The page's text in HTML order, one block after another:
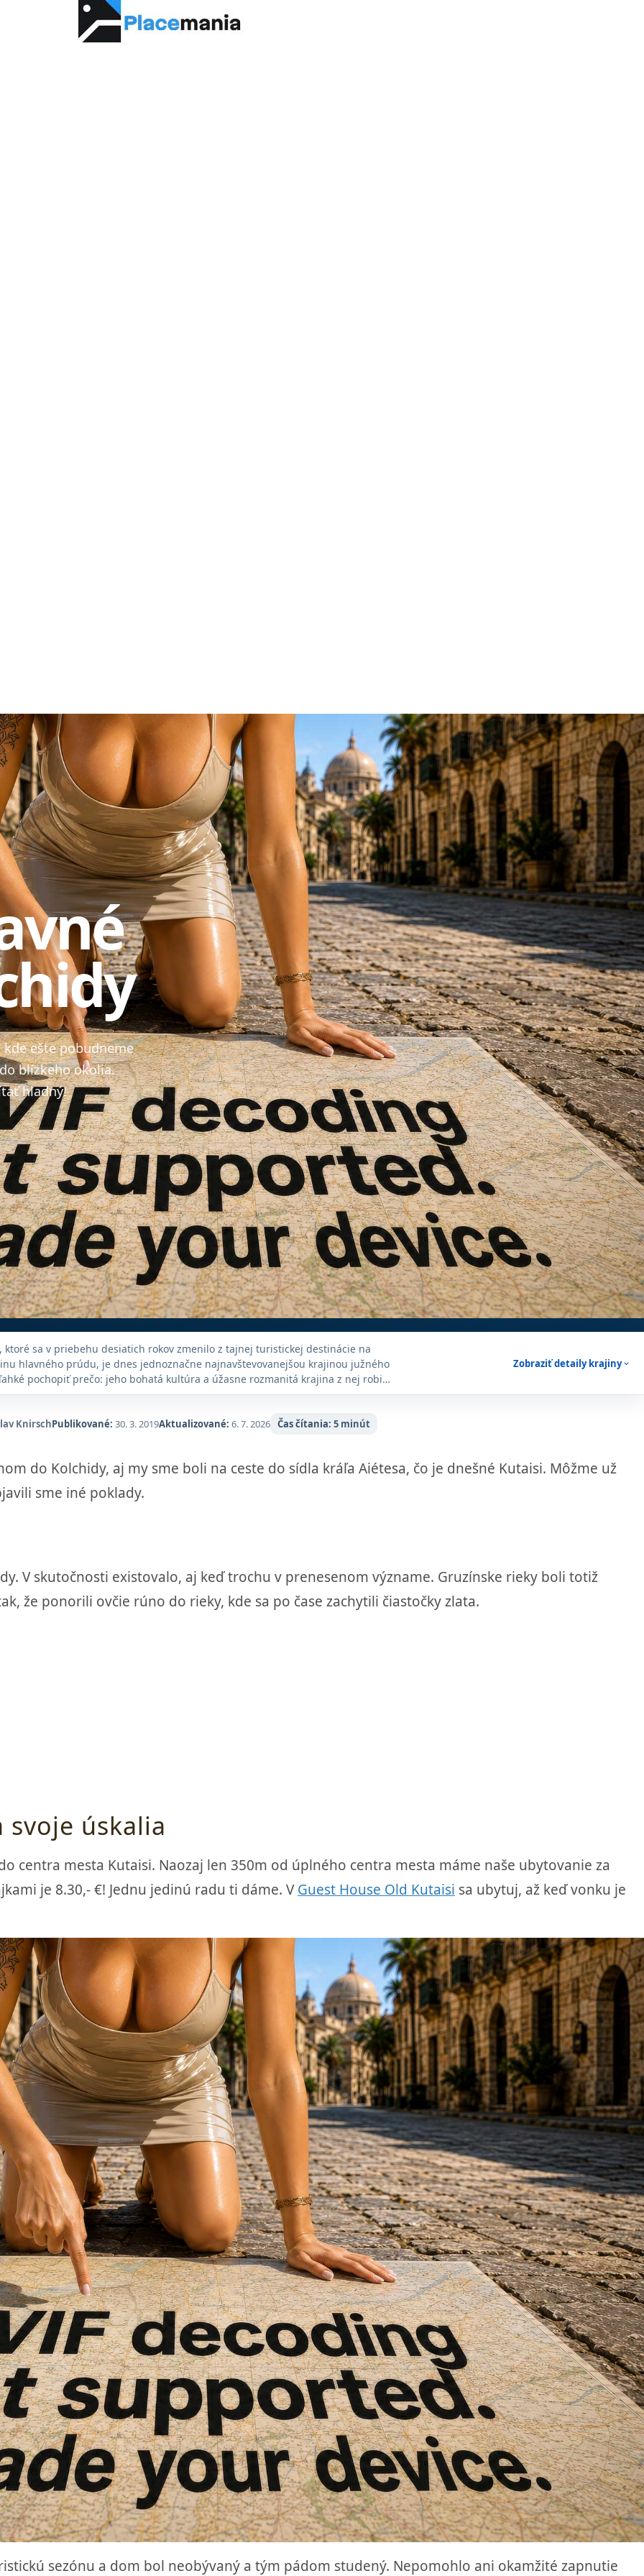
ešte pobudneme
blízkeho okolia.
hladný!
ktoré sa v priebehu desiatich rokov zmenilo z tajnej turistickej destinácie na
hlavného prúdu, je dnes jednoznačne najnavštevovanejšou krajinou južného
pochopiť prečo: jeho bohatá kultúra a úžasne rozmanitá krajina z nej robia
pre všetkých, ktorí milujú históriu a prírodu v tom najveľkolepejšom
Zobraziť detaily krajinyexpand_more
KnirschPublikované: 30. 3. 2019Aktualizované: 6. 7. 2026 Čas čítania: 5 minút
do Kolchidy, aj my sme boli na ceste do sídla kráľa Aiétesa, čo je dnešné Kutaisi. Môžme už
sme iné poklady.
V skutočnosti existovalo, aj keď trochu v prenesenom význame. Gruzínske rieky boli totiž
že ponorili ovčie rúno do rieky, kde sa po čase zachytili čiastočky zlata.
svoje úskalia
centra mesta Kutaisi. Naozaj len 350m od úplného centra mesta máme naše ubytovanie za
je 8.30,- €! Jednu jedinú radu ti dáme. VGuest House Old Kutaisi sa ubytuj, až keď vonku je
sezónu a dom bol neobývaný a tým pádom studený. Nepomohlo ani okamžité zapnutie